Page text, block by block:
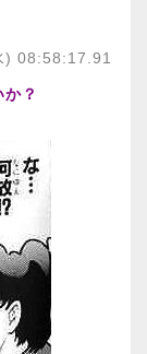
) 08:58:17.91
？